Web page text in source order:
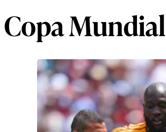
Copa Mundial